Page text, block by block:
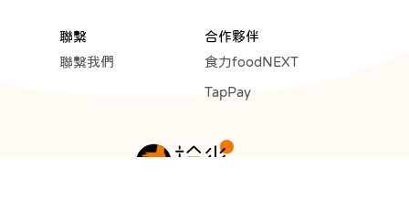
聯繫
聯繫我們
合作夥伴
食力foodNEXT
TapPay